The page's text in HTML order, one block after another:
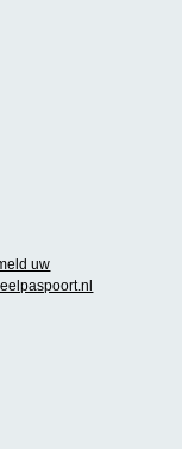
uw